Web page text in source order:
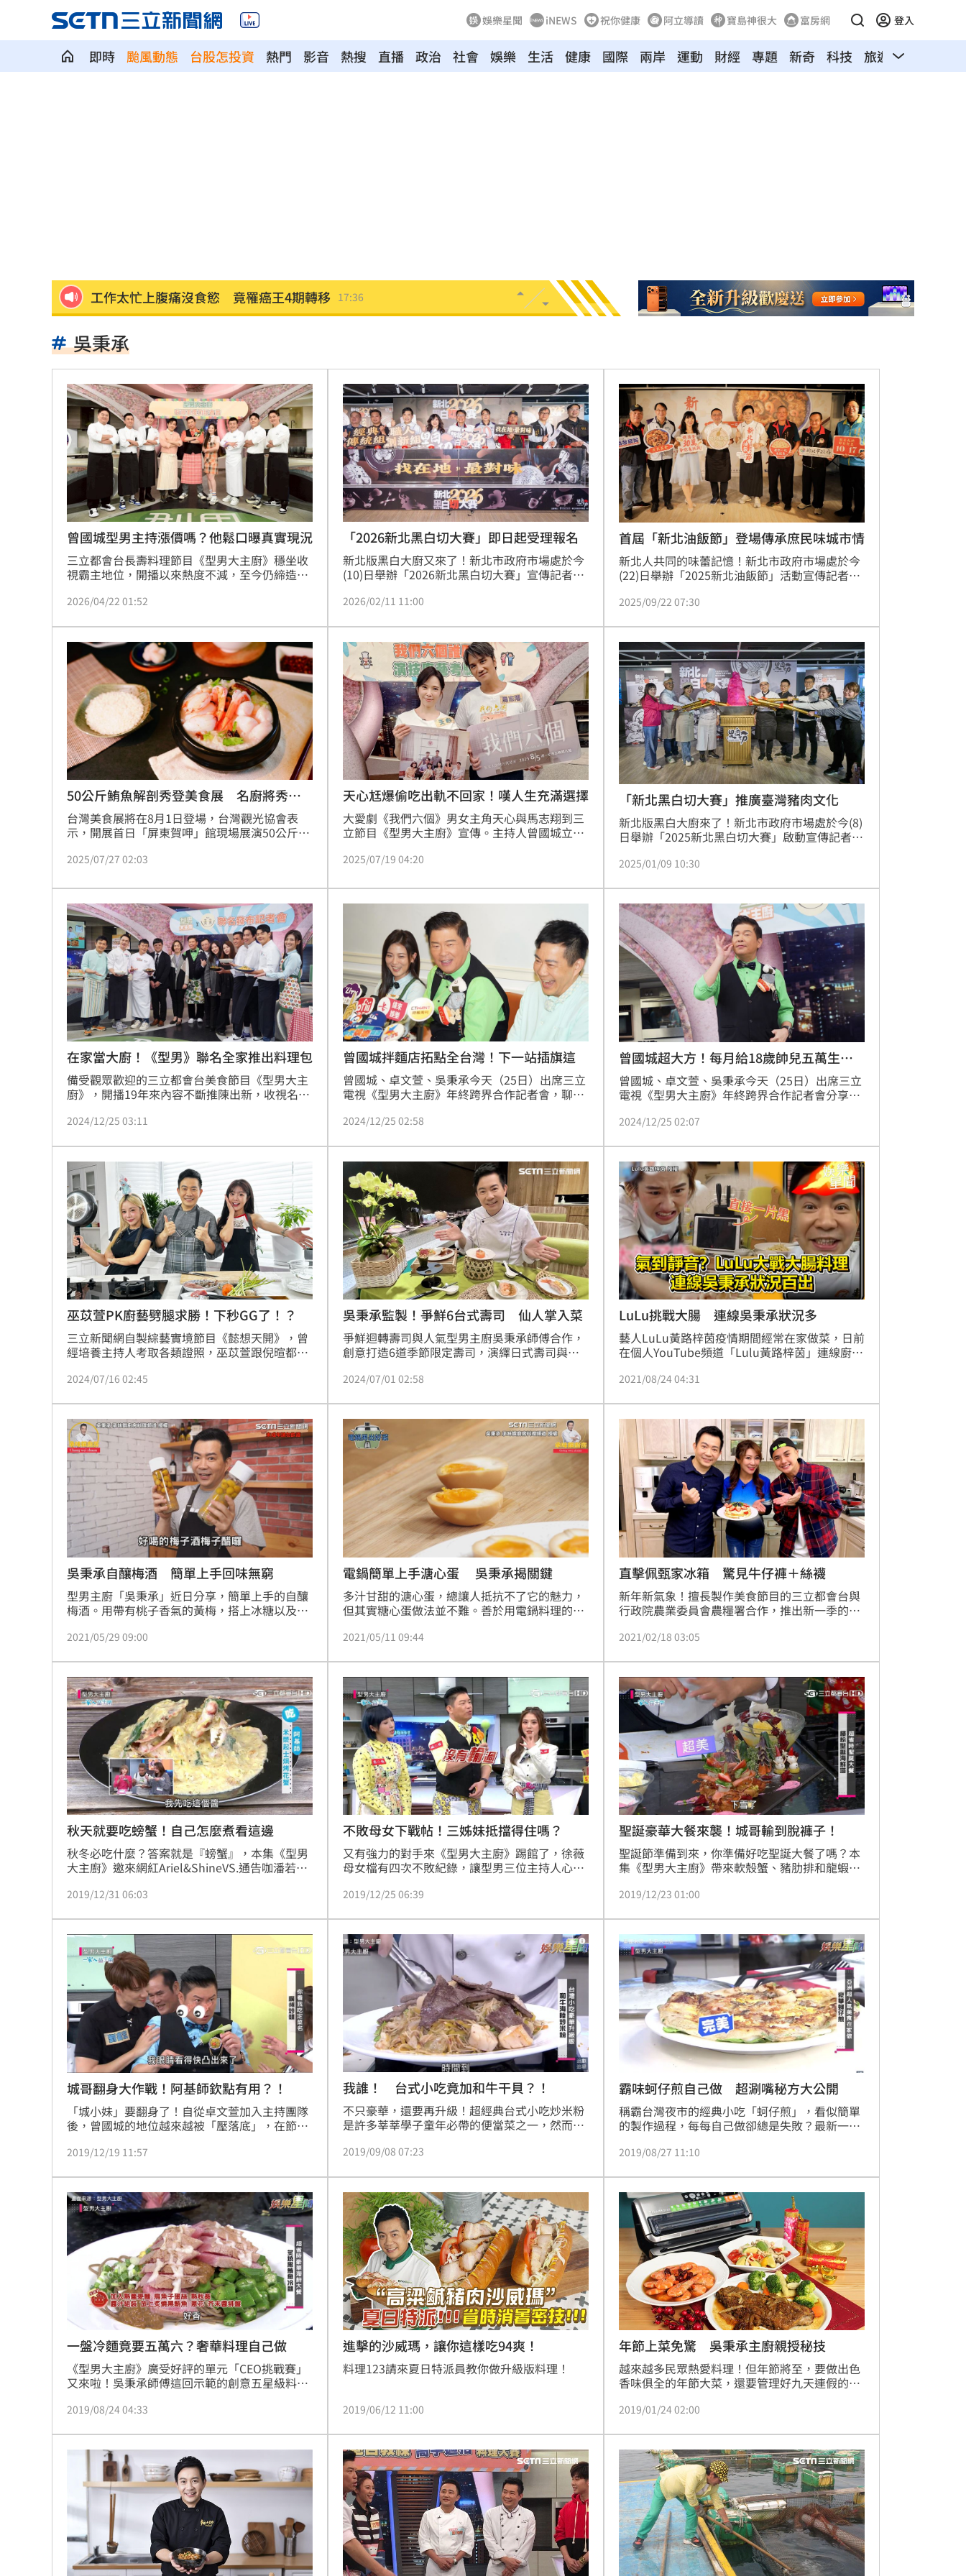
娛樂星聞 iNEWS 祝你健康 阿立導讀 寶島神很大 富房網 登入
即時 颱風動態 台股怎投資 熱門 影音 熱搜 直播 政治 社會 娛樂 生活 健康 國際 兩岸 運動 財經 專題 新奇 科技 旅遊 汽車
工作太忙上腹痛沒食慾 竟罹癌王4期轉移 17:36
SanDisk財報亮眼卻崩跌 3大原因一次看懂 17:27
台南人最愛壽司排行榜曝光：6款都是它！ 17:27
夏莉絲遭爆餵幼童過期食品 沈伯洋說話了 17:26
緯創股利二度順延！證期局：將查疏失 17:26
學者扯偽造監委自傳 總統府打臉了
疑俄影子油輪阿曼外海漏油 油污威脅生態 17:25
白提案砍6.6億！陳世凱：監理站可能關門 17:22
投信砸88億最愛3金融！買賣超前十一次看 17:22
高虹安著作權法案開庭 2大爭點下次辯論 17:20
池秋美當紅爆拒陪吃高官 半夜電話遭封殺 17:20
漢光42／南部明防空演習 季連成坐鎮兵推 17:19
白海豚逼近！萬家福、愛買蔬菜下殺快搶 17:18
台灣彩券開獎直播中 20:31
LIVE三立+24小時直播 15:27
三立iNEWS新聞台線上直播
市場到酒場料理！可果美蕃茄醬創無限可能 12:00
父親節送會拉筋的按摩椅 爸爸「筋歡喜」
油品食安事件引關注 挑選保健食品要注意 13:00
罕病博士彭士齊 輪椅上的生命覺醒！ 11:00
酷澎「爸氣父親節」國際官方品牌齊聚 11:00
吳秉承
曾國城型男主持漲價嗎？他鬆口曝真實現況
三立都會台長壽料理節目《型男大主廚》穩坐收
視霸主地位，開播以來熱度不減，至今仍締造連
目長青樹。4月22日記者會當天，節目正式播出
年再添里程碑。而主持人曾國城受訪被問會考慮
主持酬勞漲價嗎？他語重心長說：「這個動盪的
時代，我們能夠先求活，先求有再求好，畢竟節
目要存活也不容易。」蔡維歆
2026/04/22 01:52
「2026新北黑白切大賽」即日起受理報名
新北版黑白大廚又來了！新北市政府市場處於今
(10)日舉辦「2026新北黑白切大賽」宣傳記者
請吳秉承主廚示範豬肉創意及首屆新北黑白切優
搭配，呼應本屆競賽採『職人創新』與『傳統經
典』雙組別對決，邀集飯店名廚與巷弄職人同台
較勁，演繹豬肉料理的多樣面貌，總獎金更高達
70萬元，歡迎各路料理好手一決高下。
2026/02/11 11:00
首屆「新北油飯節」登場傳承庶民味城市情
新北人共同的味蕾記憶！新北市政府市場處於今
(22)日舉辦「2025新北油飯節」活動宣傳記者
正式開跑，現場由吳秉承主廚選用新北在地時令
新北庶民美食與在地食材的深厚底蘊與創新魅
力，活動第1名獎項「金賞」獎金高達12萬元，
邀請攤商、店家及市民朋友一同參與，品嚐這份
屬於新北的溫暖記憶。
2025/09/22 07:30
50公斤鮪魚解剖秀登美食展 名廚將秀一
手
台灣美食展將在8月1日登場，台灣觀光協會表
示，開展首日「屏東賀呷」館現場展演50公斤鮪
等知名主廚現場展演海味料理。
2025/07/27 02:03
天心尪爆偷吃出軌不回家！嘆人生充滿選擇
大愛劇《我們六個》男女主角天心與馬志翔到三
立節目《型男大主廚》宣傳。主持人曾國城立刻
計主題「我們六個誰厲害，演技廚藝考驗賽」，
地踏步」。趙浩雲
2025/07/19 04:20
「新北黑白切大賽」推廣臺灣豬肉文化
新北版黑白大廚來了！新北市政府市場處於今(8)
日舉辦「2025新北黑白切大賽」啟動宣傳記者
吳秉承主廚示範黑白切創意吃法，並徵求新北市
元。
2025/01/09 10:30
在家當大廚！《型男》聯名全家推出料理包
備受觀眾歡迎的三立都會台美食節目《型男大主
廚》，開播19年來內容不斷推陳出新，收視名列
家度過幸福的晚餐時刻。 也因節目受歡迎，不斷
組鍋具、2000組廚電及1500組刀具，而每年廣
受觀眾熱烈搶購的過年豪華年菜也從不缺席，銷
售組數破萬套，今年《型男大主廚》再度跨界合
作。趙浩雲
2024/12/25 03:11
曾國城拌麵店拓點全台灣！下一站插旗這
曾國城、卓文萱、吳秉承今天（25日）出席三立
電視《型男大主廚》年終跨界合作記者會，聊到
灣名氣很旺，在台北、宜蘭都有實體店面，他透
中。趙浩雲
2024/12/25 02:58
曾國城超大方！每月給18歲帥兒五萬生活
費
曾國城、卓文萱、吳秉承今天（25日）出席三立
電視《型男大主廚》年終跨界合作記者會分享近
往加拿大留學，這兩天回來過聖誕節，笑說去當
一個月會給兒子五萬生活費，出手相當大方。趙
浩雲
2024/12/25 02:07
巫苡萱PK廚藝劈腿求勝！下秒GG了！？
三立新聞網自製綜藝實境節目《懿想天開》，曾
經培養主持人考取各類證照，巫苡萱跟倪暄都曾
考驗兩位的廚藝實力，製作單位請來型男主廚吳
《型男大主廚》的忠實觀眾，錯過首播還會錄下
來半夜看。」讓吳秉承師傅心花怒放，大讚：
「等一下一定加分！」讓一旁的巫苡萱急嚷嚷：
「你各位公平、公正、公開啊！」
2024/07/16 02:45
吳秉承監製！爭鮮6台式壽司 仙人掌入菜
爭鮮迴轉壽司與人氣型男主廚吳秉承師傅合作，
創意打造6道季節限定壽司，演繹日式壽司與台
鮭之戀」、夏日盛產的鳳梨與甘甜赤蝦結合的
醬「椒麻櫻桃鴨手卷」等等，7月1日至9月1日爭
鮮迴轉壽司、爭鮮PLUS全台門市限時開吃。
（賴俊佑）
2024/07/01 02:58
LuLu挑戰大腸 連線吳秉承狀況多
藝人LuLu黃路梓茵疫情期間經常在家做菜，日前
在個人YouTube頻道「Lulu黃路梓茵」連線廚房
燒肉2道料理，過程中狀況不斷。（助理編輯／
2021/08/24 04:31
吳秉承自釀梅酒 簡單上手回味無窮
型男主廚「吳秉承」近日分享，簡單上手的自釀
梅酒。用帶有桃子香氣的黃梅，搭上冰糖以及高
2021/05/29 09:00
電鍋簡單上手溏心蛋 吳秉承揭關鍵
多汁甘甜的溏心蛋，總讓人抵抗不了它的魅力，
但其實糖心蛋做法並不難。善於用電鍋料理的吳
料理頻道」分享簡單步驟就能做出可口美味的溏
2021/05/11 09:44
直擊佩甄家冰箱 驚見牛仔褲＋絲襪
新年新氣象！擅長製作美食節目的三立都會台與
行政院農業委員會農糧署合作，推出新一季的料
週六下午五點三十分播出，內容將顛覆觀眾對米
品結合，製作成簡單卻又超有創意的米料理，短
短半小時的內容，結合了綜藝、娛樂、健康、美
食料理等創意元素。製作單位這次找來《型男大
主廚》中的名廚吳秉承與綜藝味十足的曾子余搭
2021/02/18 03:05
秋天就要吃螃蟹！自己怎麼煮看這邊
秋冬必吃什麼？答案就是『螃蟹』，本集《型男
大主廚》邀來網紅Ariel&ShineVS.通告咖潘若迪
還可以將螃蟹大獎帶回家！！到底誰會勝出？最
2019/12/31 06:03
不敗母女下戰帖！三姊妹抵擋得住嗎？
又有強力的對手來《型男大主廚》踢館了，徐薇
母女檔有四次不敗紀錄，讓型男三位主持人心驚
能阻擋徐薇母女檔的不敗紀錄呢？既緊張又爆笑
2019/12/25 06:39
聖誕豪華大餐來襲！城哥輸到脫褲子！
聖誕節準備到來，你準備好吃聖誕大餐了嗎？本
集《型男大主廚》帶來軟殼蟹、豬肋排和龍蝦設
慘。洪都拉斯帶著兩位小鮮肉歌手李建軒、許凱
嗎？超澎湃料理都在節目裡呈現。
2019/12/23 01:00
城哥翻身大作戰！阿基師欽點有用？！
「城小妹」要翻身了！自從卓文萱加入主持團隊
後，曾國城的地位越來越被「壓落底」，在節目
11杯苦茶，變成有苦說不出！曾國城翻身的好機
變成大姊，在劉書宏與張秋永師傅的協助下，究
竟有沒有機會一舉成后呢？
2019/12/19 11:57
我誰！ 台式小吃竟加和牛干貝？！
不只豪華，還要再升級！超經典台式小吃炒米粉
是許多莘莘學子童年必帶的便當菜之一，然而加
本集《型男大主廚》邀請到吳秉承師傅示範「和
的鮮甜滋味，端上桌絕對立馬被搶光！
2019/09/08 07:23
霸味蚵仔煎自己做 超涮嘴秘方大公開
稱霸台灣夜市的經典小吃「蚵仔煎」，看似簡單
的製作過程，每每自己做卻總是失敗？最新一集
煎，加上蝦仁、干貝、中卷、蚵仔四種超豪華料
的秘訣。
2019/08/27 11:10
一盤冷麵竟要五萬六？奢華料理自己做
《型男大主廚》廣受好評的單元「CEO挑戰賽」
又來啦！吳秉承師傅這回示範的創意五星級料理
魚，蛋絲更搭配濃郁的碎烏魚子慢烘。超澎拜的
麵不用再跑便利商店，自己做的最美味啦！
2019/08/24 04:33
進擊的沙威瑪，讓你這樣吃94爽！
料理123請來夏日特派員教你做升級版料理！
2019/06/12 11:00
年節上菜免驚 吳秉承主廚親授秘技
越來越多民眾熱愛料理！但年節將至，要做出色
香味俱全的年節大菜，還要管理好九天連假的食
承師父傳授年菜密技，教主婦們簡單、快速、優
醉蝦」、「鴻運百菇拌時蔬」三道華麗年菜，讓
媽媽們「從除夕到初五都不用擔心！」。
2019/01/24 02:00